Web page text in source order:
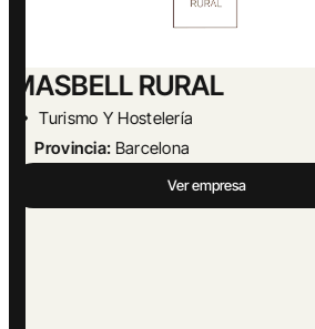
Abogado Ángel López
Actividades Jurídicas
Provincia:Málaga
Ver empresa